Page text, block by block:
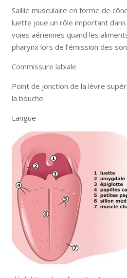
Saillie musculaire en forme de
luette joue un rôle important
voies aériennes quand les
pharynx lors de l’émission des
Commissure labiale
Point de jonction de la lèvre
la bouche.
Langue